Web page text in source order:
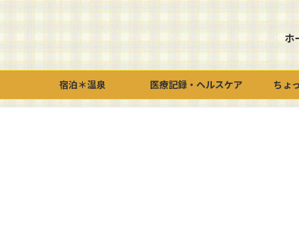
ホ
宿泊＊温泉 医療記録・ヘルスケア ちょ